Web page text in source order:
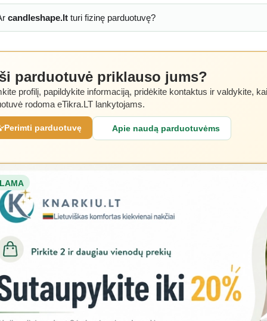
candleshape.ltturi fizinę parduotuvę?
parduotuvė priklauso jums?
profilį, papildykite informaciją, pridėkite kontaktus ir valdykite,
rodoma eTikra.LT lankytojams.
Perimti parduotuvę Apie naudą parduotuvėms